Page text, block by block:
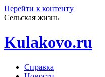
Перейти к контенту
Сельская жизнь
Kulakovo.ru
Справка